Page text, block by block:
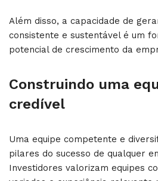
Além disso, a capacidade de
consistente e sustentável é um
potencial de crescimento da
Construindo uma
credível
Uma equipe competente e
pilares do sucesso de qualquer
Investidores valorizam equipes